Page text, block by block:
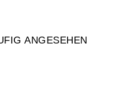
ANGESEHEN